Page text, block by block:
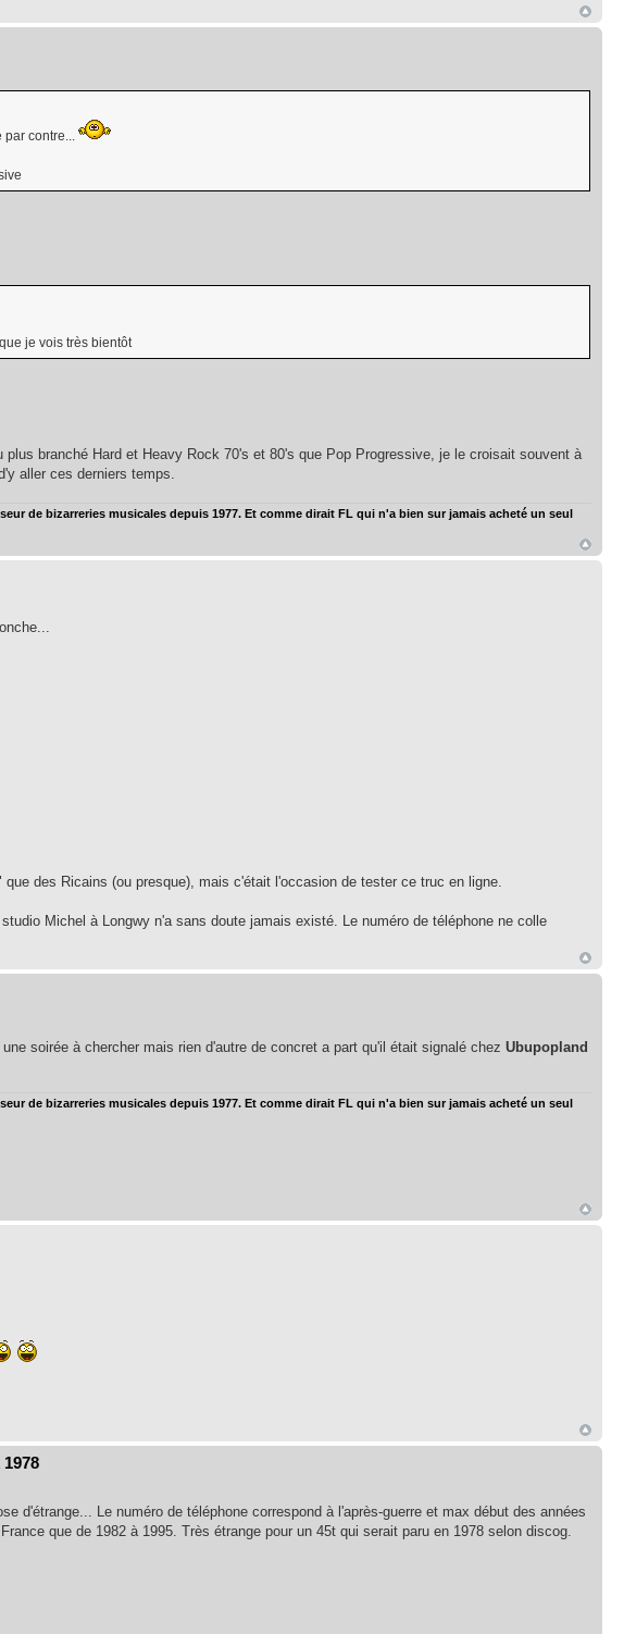
par contre...
que je vois très bientôt
plus branché Hard et Heavy Rock 70's et 80's que Pop Progressive, je le croisait souvent à
aller ces derniers temps.
de bizarreries musicales depuis 1977. Et comme dirait FL qui n'a bien sur jamais acheté un seul
des Ricains (ou presque), mais c'était l'occasion de tester ce truc en ligne.
Michel à Longwy n'a sans doute jamais existé. Le numéro de téléphone ne colle
soirée à chercher mais rien d'autre de concret a part qu'il était signalé chez Ubupopland
de bizarreries musicales depuis 1977. Et comme dirait FL qui n'a bien sur jamais acheté un seul
d'étrange... Le numéro de téléphone correspond à l'après-guerre et max début des années
que de 1982 à 1995. Très étrange pour un 45t qui serait paru en 1978 selon discog.